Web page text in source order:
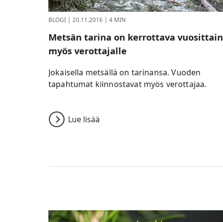
BLOGI | 20.11.2016 | 4 MIN
Metsän tarina on kerrottava vuosittain
myös verottajalle
Jokaisella metsällä on tarinansa. Vuoden
tapahtumat kiinnostavat myös verottajaa.
Lue lisää